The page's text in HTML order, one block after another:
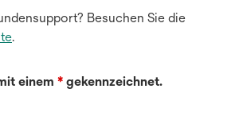
Besuchen Sie die
.
einem * gekennzeichnet.